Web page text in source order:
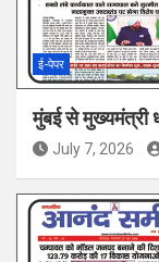
ई-पेपर
मुंबई से मुख्यमंत्री
July 7, 2026